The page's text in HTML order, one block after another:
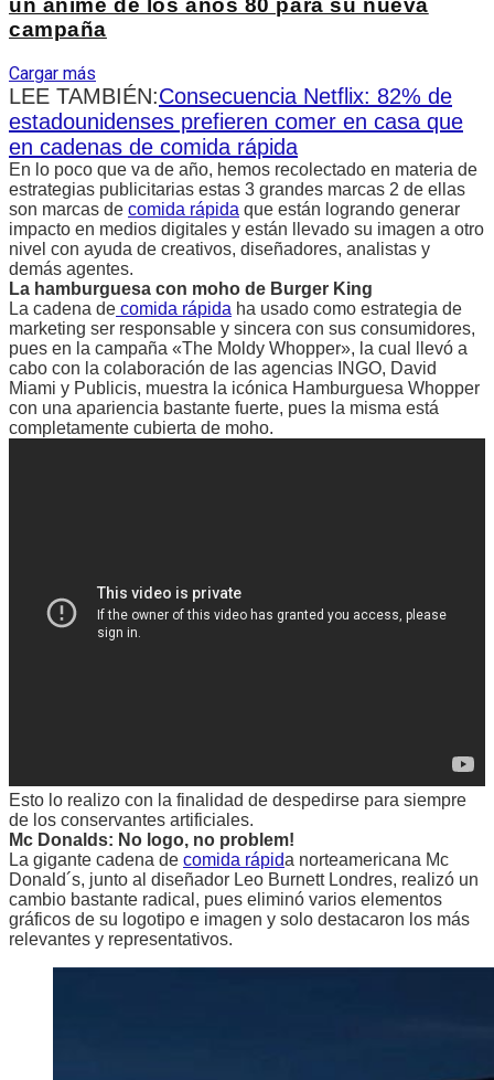
un anime de los años 80 para su nueva
campaña
Cargar más
LEE TAMBIÉN:Consecuencia Netflix: 82% de
estadounidenses prefieren comer en casa que
en cadenas de comida rápida
En lo poco que va de año, hemos recolectado en materia de
estrategias publicitarias estas 3 grandes marcas 2 de ellas
son marcas de comida rápida que están logrando generar
impacto en medios digitales y están llevado su imagen a otro
nivel con ayuda de creativos, diseñadores, analistas y
demás agentes.
La hamburguesa con moho de Burger King
La cadena de comida rápida ha usado como estrategia de
marketing ser responsable y sincera con sus consumidores,
pues en la campaña «The Moldy Whopper», la cual llevó a
cabo con la colaboración de las agencias INGO, David
Miami y Publicis, muestra la icónica Hamburguesa Whopper
con una apariencia bastante fuerte, pues la misma está
completamente cubierta de moho.
Esto lo realizo con la finalidad de despedirse para siempre
de los conservantes artificiales.
Mc Donalds: No logo, no problem!
La gigante cadena de comida rápida norteamericana Mc
Donald´s, junto al diseñador Leo Burnett Londres, realizó un
cambio bastante radical, pues eliminó varios elementos
gráficos de su logotipo e imagen y solo destacaron los más
relevantes y representativos.